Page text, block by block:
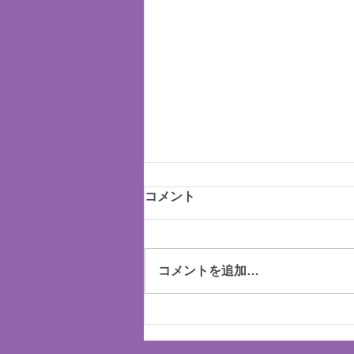
金セミナー＆勉強会
コメント
コメントを追加…